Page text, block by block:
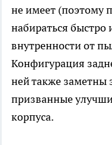
не имеет (поэтому
набираться быстро
внутренности от
Конфигурация
ней также
призванные
корпуса.